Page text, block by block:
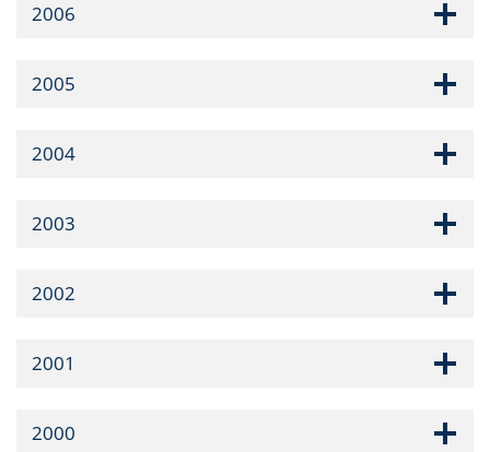
2006
2005
2004
2003
2002
2001
2000